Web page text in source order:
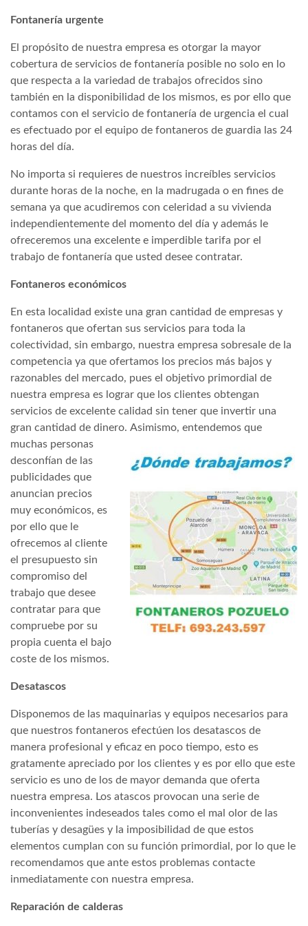
Fontanería urgente
El propósito de nuestra empresa es otorgar la mayor
cobertura de servicios de fontanería posible no solo en lo
que respecta a la variedad de trabajos ofrecidos sino
también en la disponibilidad de los mismos, es por ello que
contamos con el servicio de fontanería de urgencia el cual
es efectuado por el equipo de fontaneros de guardia las 24
horas del día.
No importa si requieres de nuestros increíbles servicios
durante horas de la noche, en la madrugada o en fines de
semana ya que acudiremos con celeridad a su vivienda
independientemente del momento del día y además le
ofreceremos una excelente e imperdible tarifa por el
trabajo de fontanería que usted desee contratar.
Fontaneros económicos
En esta localidad existe una gran cantidad de empresas y
fontaneros que ofertan sus servicios para toda la
colectividad, sin embargo, nuestra empresa sobresale de la
competencia ya que ofertamos los precios más bajos y
razonables del mercado, pues el objetivo primordial de
nuestra empresa es lograr que los clientes obtengan
servicios de excelente calidad sin tener que invertir una
gran cantidad de dinero. Asimismo, entendemos que
muchas personas
desconfían de las
publicidades que
anuncian precios
muy económicos, es
por ello que le
ofrecemos al cliente
el presupuesto sin
compromiso del
trabajo que desee
contratar para que
compruebe por su
propia cuenta el bajo
coste de los mismos.
Desatascos
Disponemos de las maquinarias y equipos necesarios para
que nuestros fontaneros efectúen los desatascos de
manera profesional y eficaz en poco tiempo, esto es
gratamente apreciado por los clientes y es por ello que este
servicio es uno de los de mayor demanda que oferta
nuestra empresa. Los atascos provocan una serie de
inconvenientes indeseados tales como el mal olor de las
tuberías y desagües y la imposibilidad de que estos
elementos cumplan con su función primordial, por lo que le
recomendamos que ante estos problemas contacte
inmediatamente con nuestra empresa.
Reparación de calderas